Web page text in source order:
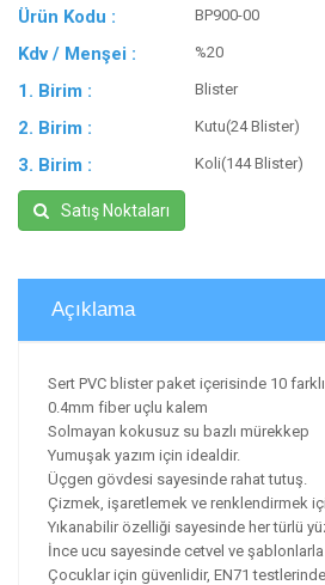
Ürün Kodu : BP900-00
Kdv / Menşei : %20
1. Birim : Blister
2. Birim : Kutu(24 Blister)
3. Birim : Koli(144 Blister)
Satış Noktaları
Açıklama
Sert PVC blister paket içerisinde 10
0.4mm fiber uçlu kalem
Solmayan kokusuz su bazlı mürekkep
Yumuşak yazım için idealdir.
Üçgen gövdesi sayesinde rahat tutuş.
Çizmek, işaretlemek ve renklendirmek
Yıkanabilir özelliği sayesinde her türlü
İnce ucu sayesinde cetvel ve
Çocuklar için güvenlidir, EN71